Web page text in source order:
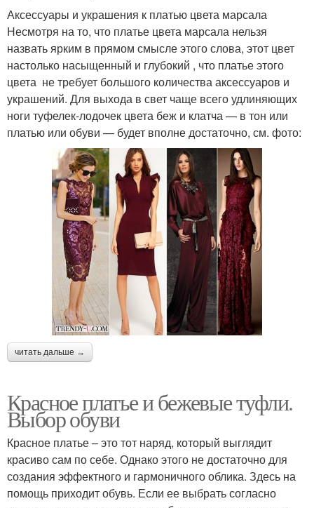
Аксессуары и украшения к платью цвета марсала
Несмотря на то, что платье цвета марсала нельзя
назвать ярким в прямом смысле этого слова, этот цвет
настолько насыщенный и глубокий , что платье этого
цвета не требует большого количества аксессуаров и
украшений. Для выхода в свет чаще всего удлиняющих
ноги туфелек-лодочек цвета беж и клатча — в тон или
платью или обуви — будет вполне достаточно, см. фото:
читать дальше →
Красное платье и бежевые туфли.
Выбор обуви
Красное платье – это тот наряд, который выглядит
красиво сам по себе. Однако этого не достаточно для
создания эффектного и гармоничного облика. Здесь на
помощь приходит обувь. Если ее выбрать согласно